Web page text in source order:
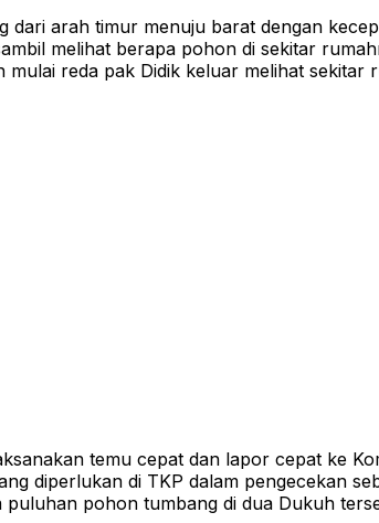
arah timur menuju barat dengan
melihat berapa pohon di sekitar
reda pak Didik keluar melihat sekitar
temu cepat dan lapor cepat ke
diperlukan di TKP dalam pengecekan
pohon tumbang di dua Dukuh